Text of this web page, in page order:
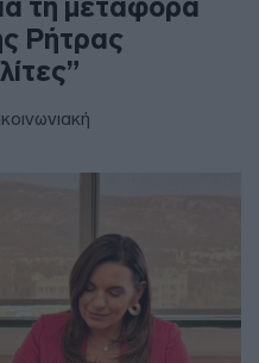
τη μεταφορά
Ρήτρας